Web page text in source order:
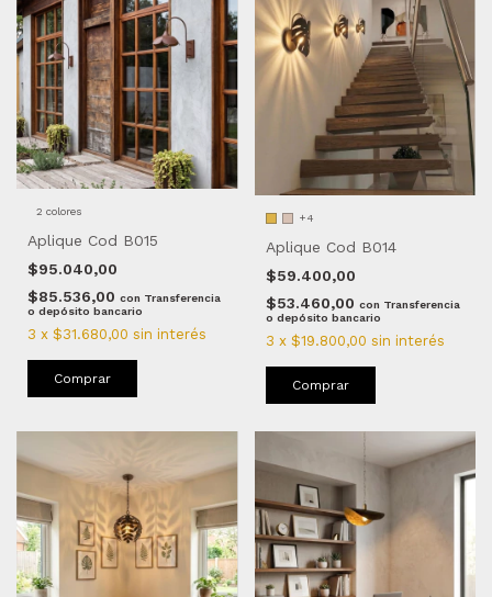
2 colores
Aplique Cod B015
$95.040,00
$85.536,00 con Transferencia
o depósito bancario
3 x $31.680,00 sin interés
Comprar
+4
Aplique Cod B014
$59.400,00
$53.460,00 con Transferencia
o depósito bancario
3 x $19.800,00 sin interés
Comprar